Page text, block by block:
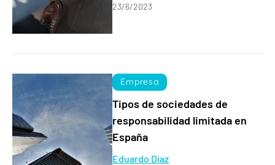
23/6/2023
Empresa
Tipos de sociedades de
responsabilidad limitada en
España
Eduardo Díaz